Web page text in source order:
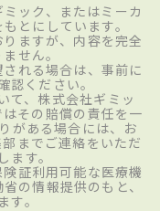
ック、またはミーカ
とにしています。
ますが、内容を完全
せん。
れる場合は、事前に
ください。
て、株式会社ギミッ
その賠償の責任を一
がある場合には、お
までご連絡をいただ
ます。
証利用可能な医療機
の情報提供のもと、
。